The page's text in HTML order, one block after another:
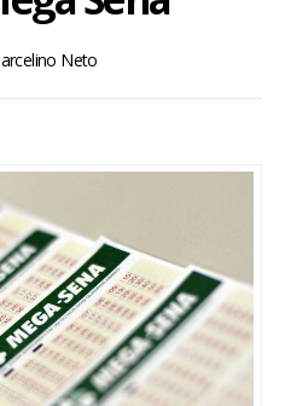
Neto